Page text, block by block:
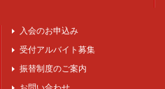
入会のお申込み
受付アルバイト募集
振替制度のご案内